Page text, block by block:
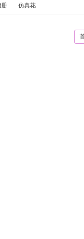
册 仿真花